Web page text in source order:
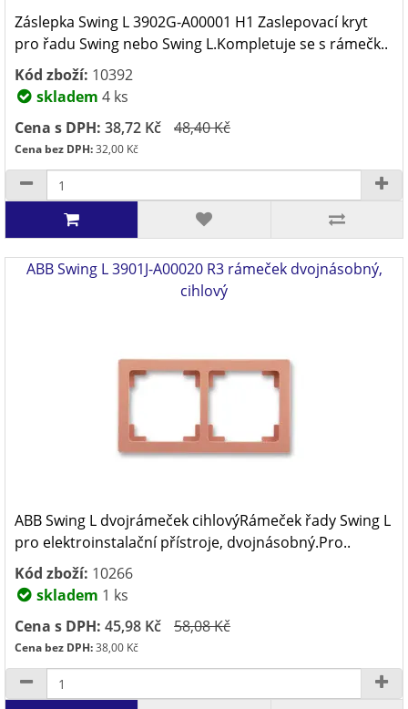
Záslepka Swing L 3902G-A00001 H1 Zaslepovací kryt
pro řadu Swing nebo Swing L.Kompletuje se s rámečk..
Kód zboží: 10392
skladem 4 ks
Cena s DPH: 38,72 Kč 48,40 Kč
Cena bez DPH:32,00 Kč
ABB Swing L 3901J-A00020 R3 rámeček dvojnásobný,
cihlový
ABB Swing L dvojrámeček cihlovýRámeček řady Swing L
pro elektroinstalační přístroje, dvojnásobný.Pro..
Kód zboží: 10266
skladem 1 ks
Cena s DPH: 45,98 Kč 58,08 Kč
Cena bez DPH:38,00 Kč